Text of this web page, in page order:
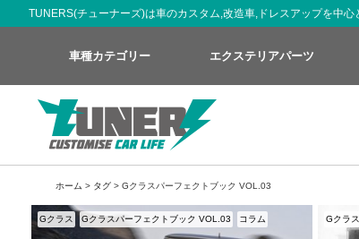
TUNERS(チューナーズ)は車のカスタム,改造車,ドレスアップを中
車種カテゴリー エクステリアパーツ
ホーム > タグ > Gクラスパーフェクトブック VOL.03
Gクラス Gクラスパーフェクトブック VOL.03 コラム Gクラス